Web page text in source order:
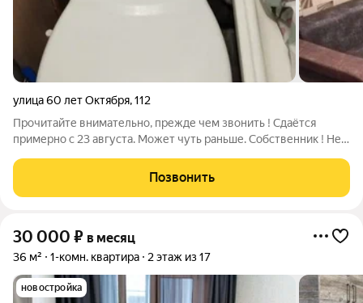
улица 60 лет Октября,112
Прочитайте внимательно, прежде чем звонить ! Сдаётся
примерно с 23 августа. Может чуть раньше. Собственник ! Не
в районе Предмостной площади ! 10 минут до Центра ! Без
запахов, без насекомых.
Позвонить
30 000 ₽ в месяц
36 м² 1-комн. квартира 2 этаж из 17
новостройка